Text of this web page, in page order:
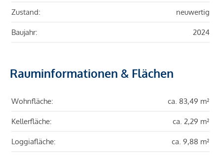
Zustand: neuwertig
Baujahr: 2024
Rauminformationen & Flächen
Wohnfläche: ca. 83,49 m²
Kellerfläche: ca. 2,29 m²
Loggiafläche: ca. 9,88 m²